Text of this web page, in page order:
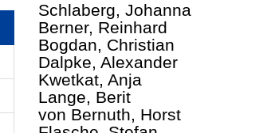
Schlaberg, Johanna
Berner, Reinhard
Bogdan, Christian
Dalpke, Alexander
Kwetkat, Anja
Lange, Berit
von Bernuth, Horst